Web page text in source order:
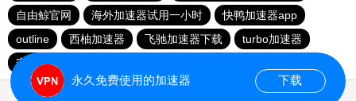
自由鲸官网
海外加速器试用一小时
快鸭加速器app
outline
西柚加速器 飞驰加速器下载
turbo加速器
安卓加速器梯子免费
永久免费使用的加速器 下载